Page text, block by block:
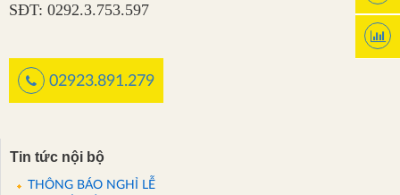
SĐT: 0292.3.753.597
02923.891.279
Tin tức nội bộ
THÔNG BÁO NGHỈ LỄ